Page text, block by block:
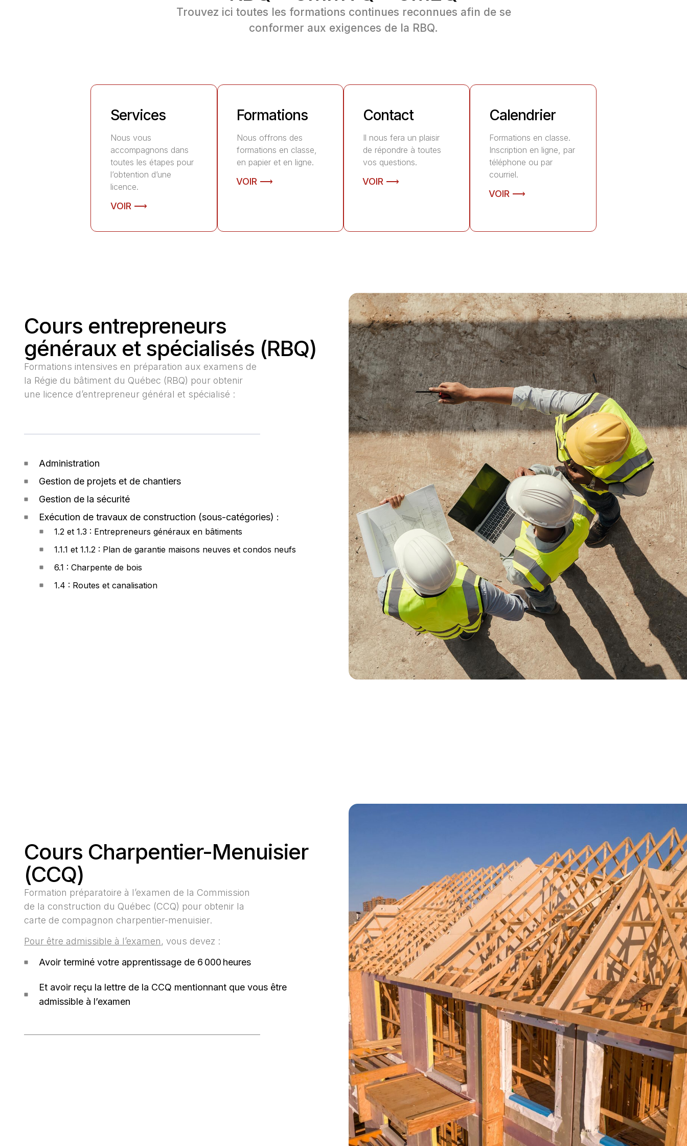
Trouvez ici toutes les formations continues reconnues afin de se
conformer aux exigences de la RBQ.
Services
Nous vous
accompagnons dans
toutes les étapes pour
l’obtention d’une
licence.
VOIR ⟶
Formations
Nous offrons des
formations en classe,
en papier et en ligne.
VOIR ⟶
Contact
Il nous fera un plaisir
de répondre à toutes
vos questions.
VOIR ⟶
Calendrier
Formations en classe.
Inscription en ligne, par
téléphone ou par
courriel.
VOIR ⟶
Cours entrepreneurs
généraux et spécialisés (RBQ)
Formations intensives en préparation aux examens de
la Régie du bâtiment du Québec (RBQ) pour obtenir
une licence d’entrepreneur général et spécialisé :
Administration
Gestion de projets et de chantiers
Gestion de la sécurité
Exécution de travaux de construction (sous-catégories) :
1.2 et 1.3 : Entrepreneurs généraux en bâtiments
1.1.1 et 1.1.2 : Plan de garantie maisons neuves et condos neufs
6.1 : Charpente de bois
1.4 : Routes et canalisation
Cours Charpentier-Menuisier
(CCQ)
Formation préparatoire à l’examen de la Commission
de la construction du Québec (CCQ) pour obtenir la
carte de compagnon charpentier-menuisier.
Pour être admissible à l’examen, vous devez :
Avoir terminé votre apprentissage de 6 000 heures
Et avoir reçu la lettre de la CCQ mentionnant que vous être
admissible à l’examen